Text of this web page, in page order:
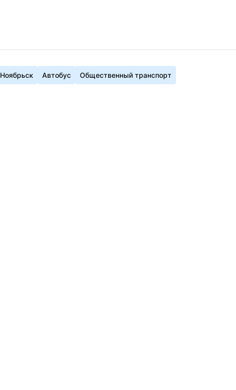
Ноябрьск Автобус Общественный транспорт